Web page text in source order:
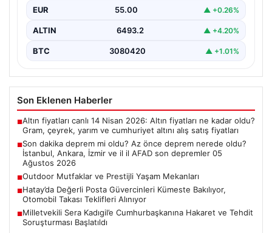
{ "title": "05 Ağustos 2026 Güncel Deprem Durumu ve
Son Değerlendirmeler", "content": "Bugün ülkemizde…
EUR 55.00 ▲ +0.26%
ALTIN 6493.2 ▲ +4.20%
BTC 3080420 ▲ +1.01%
Son Eklenen Haberler
■Altın fiyatları canlı 14 Nisan 2026: Altın fiyatları ne kadar oldu?
Gram, çeyrek, yarım ve cumhuriyet altını alış satış fiyatları
■Son dakika deprem mi oldu? Az önce deprem nerede oldu?
İstanbul, Ankara, İzmir ve il il AFAD son depremler 05
Ağustos 2026
■Outdoor Mutfaklar ve Prestijli Yaşam Mekanları
■Hatay’da Değerli Posta Güvercinleri Kümeste Bakılıyor,
Otomobil Takası Teklifleri Alınıyor
■Milletvekili Sera Kadıgil’e Cumhurbaşkanına Hakaret ve Tehdit
Soruşturması Başlatıldı